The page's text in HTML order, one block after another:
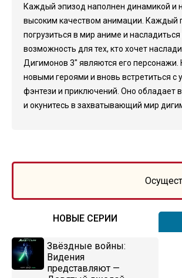
Каждый эпизод наполнен динамикой и
высоким качеством анимации. Каждый
погрузиться в мир аниме и
возможность для тех, кто хочет
Дигимонов 3" являются его
новыми героями и вновь встретиться
фэнтези и приключений. Оно обладает
и окунитесь в захватывающий мир
НОВЫЕ СЕРИИ
Звёздные войны:
Видения
представляют —